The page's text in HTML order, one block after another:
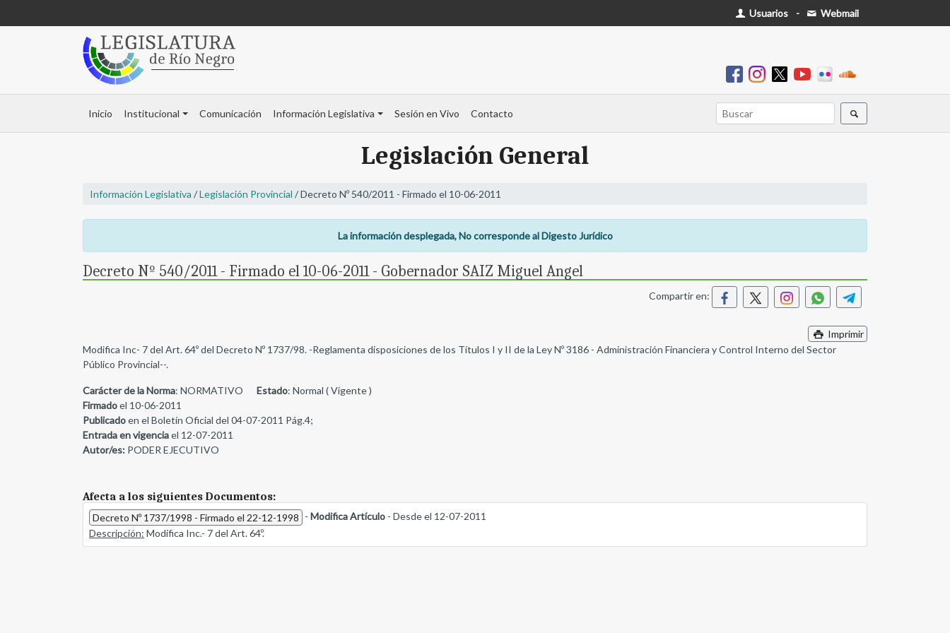
Usuarios - Webmail
Inicio Institucional Comunicación Información Legislativa Sesión en Vivo Contacto
Legislación General
Información Legislativa /Legislación Provincial / Decreto Nº 540/2011 - Firmado el 10-06-2011
La información desplegada, No corresponde al Digesto Jurídico
Decreto Nº 540/2011 - Firmado el 10-06-2011 - Gobernador SAIZ Miguel Angel
Compartir en:
Imprimir
Modifica Inc- 7 del Art. 64º del Decreto Nº 1737/98. -Reglamenta disposiciones de los Títulos I y II de la Ley Nº 3186 - Administración Financiera y Control Interno del Sector
Público Provincial--.
Carácter de la Norma: NORMATIVO Estado: Normal ( Vigente )
Firmadoel 10-06-2011
Publicadoen el Boletín Oficial del 04-07-2011 Pág.4;
Entrada en vigenciael 12-07-2011
Autor/es: PODER EJECUTIVO
Afecta a los siguientes Documentos:
Decreto Nº 1737/1998 - Firmado el 22-12-1998 - Modifica Artículo - Desde el 12-07-2011
Descripción: Modifica Inc.- 7 del Art. 64º.